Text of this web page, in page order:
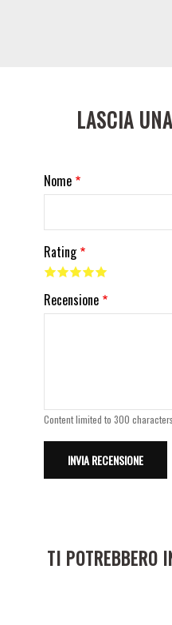
LASCIA
Nome
Rating
Recensione
Content limited to 300
TI POTREBBERO